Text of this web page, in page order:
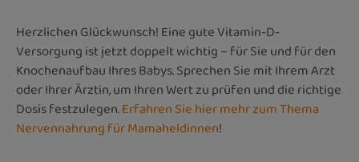
Herzlichen Glückwunsch! Eine gute Vitamin-D-
Versorgung ist jetzt doppelt wichtig – für Sie und für den
Knochenaufbau Ihres Babys. Sprechen Sie mit Ihrem Arzt
oder Ihrer Ärztin, um Ihren Wert zu prüfen und die richtige
Dosis festzulegen.Erfahren Sie hier mehr zum Thema
Nervennahrung für Mamaheldinnen!